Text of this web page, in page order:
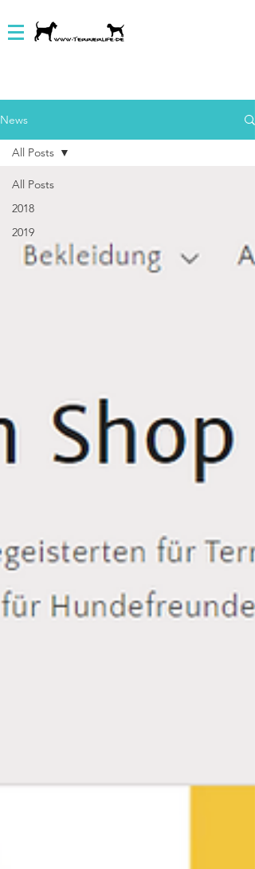
News
All Posts
2018
2019
All Posts